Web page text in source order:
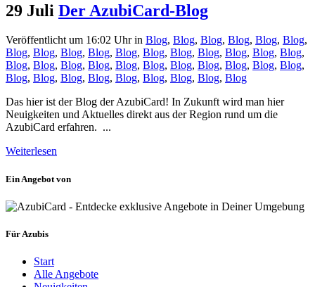
29 Juli Der AzubiCard-Blog
Veröffentlicht um 16:02 Uhrin Blog, Blog, Blog, Blog, Blog, Blog,
Blog, Blog, Blog, Blog, Blog, Blog, Blog, Blog, Blog, Blog, Blog,
Blog, Blog, Blog, Blog, Blog, Blog, Blog, Blog, Blog, Blog, Blog,
Blog, Blog, Blog, Blog, Blog, Blog, Blog, Blog, Blog
Das hier ist der Blog der AzubiCard! In Zukunft wird man hier
Neuigkeiten und Aktuelles direkt aus der Region rund um die
AzubiCard erfahren. ...
Weiterlesen
Ein Angebot von
Für Azubis
Start
Alle Angebote